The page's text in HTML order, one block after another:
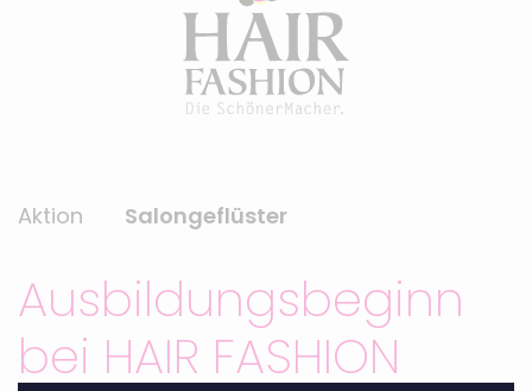
Aktion Salongeflüster
Ausbildungsbeginn
bei HAIR FASHION